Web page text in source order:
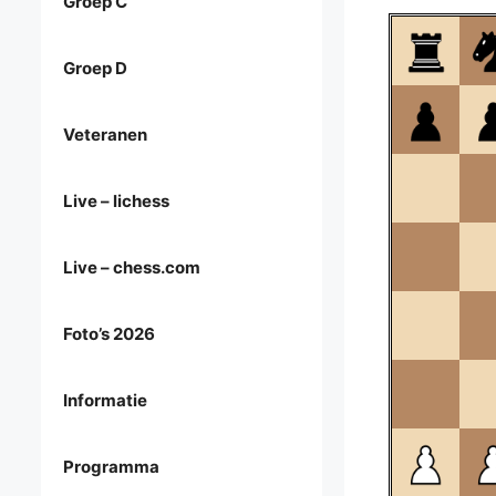
Groep D
Veteranen
Live – lichess
Live – chess.com
Foto’s 2026
Informatie
Programma